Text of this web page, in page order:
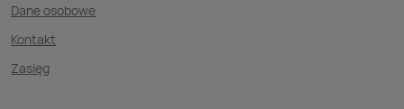
Dane osobowe
Kontakt
Zasięg